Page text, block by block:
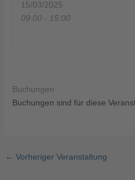
15/03/2025
09:00 - 15:00
Buchungen
Buchungen sind für diese
← Vorheriger Veranstaltung